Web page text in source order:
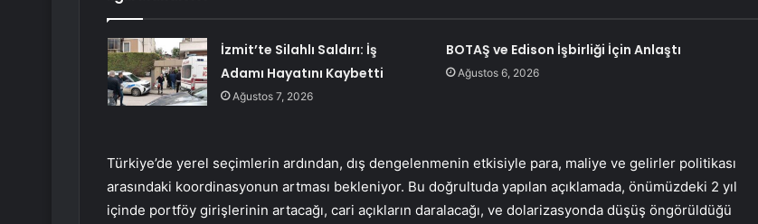
İzmit’te Silahlı Saldırı: İş
Adamı Hayatını Kaybetti
Ağustos 7, 2026
BOTAŞ ve Edison İşbirliği İçin Anlaştı
Ağustos 6, 2026
Türkiye’de yerel seçimlerin ardından, dış dengelenmenin etkisiyle para, maliye ve gelirler politikası
arasındaki koordinasyonun artması bekleniyor. Bu doğrultuda yapılan açıklamada, önümüzdeki 2 yıl
içinde portföy girişlerinin artacağı, cari açıkların daralacağı, ve dolarizasyonda düşüş öngörüldüğü